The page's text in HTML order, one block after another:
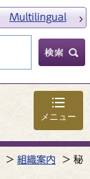
メニュー
Multilingual
組織案内
秘